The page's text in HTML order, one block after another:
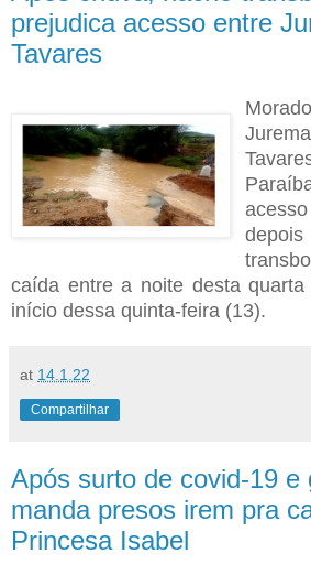
prejudica acesso entre
Tavares
caída entre a noite desta
início dessa quinta-feira (13).
at 14.1.22
Compartilhar
Após surto de covid-19 e
manda presos irem pra
Princesa Isabel